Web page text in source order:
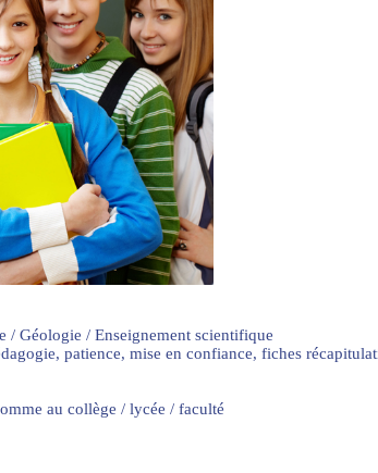
/ Géologie / Enseignement scientifique
patience, mise en confiance, fiches
au collège / lycée / faculté